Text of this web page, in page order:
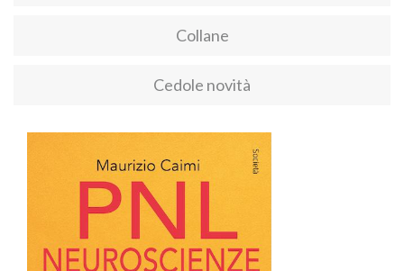
Collane
Cedole novità